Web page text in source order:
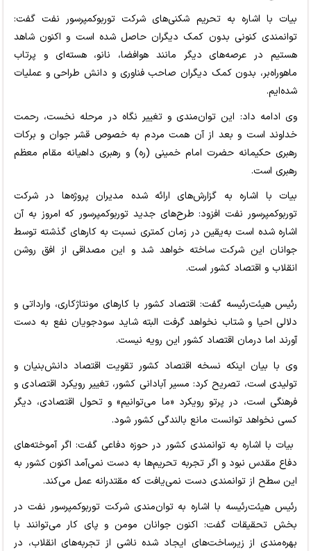
بیات با اشاره به تحریم شکنی‌های شرکت تورﺑﻮﮐﻤﭙﺮﺳﻮر ﻧﻔﺖ گفت:
توانمندی کنونی بدون کمک دیگران حاصل شده است و اکنون شاهد
هستیم در عرصه‌های دیگر مانند هوافضا، نانو، هسته‌ای و پرتاب
ماهوراه‌بر، بدون کمک دیگران صاحب فناوری و دانش طراحی و عملیات
شده‌ایم.
وی ادامه داد: این توان‌مندی و تغییر نگاه در مرحله نخست، رحمت
خداوند است و بعد از آن همت مردم به خصوص قشر جوان و برکات
رهبری حکیمانه حضرت امام خمینی (ره) و رهبری داهیانه مقام معظم
رهبری است.
بیات با اشاره به گزارش‌های ارائه شده مدیران پروژه‌ها در شرکت
تورﺑﻮﮐﻤﭙﺮﺳﻮر ﻧﻔﺖ افزود: طرح‌های جدید تورﺑﻮﮐﻤﭙﺮﺳﻮر که امروز به آن
اشاره شده است به‌یقین در زمان کمتری نسبت به کارهای گذشته توسط
جوانان این شرکت ساخته خواهد شد و این مصداقی از افق روشن
انقلاب و اقتصاد کشور است.
رئیس هیئت‌رئیسه گفت: اقتصاد کشور با کارهای مونتاژکاری، وارداتی و
دلالی احیا و شتاب نخواهد گرفت البته شاید سودجویان نفع به دست
آورند اما درمان اقتصاد کشور این رویه نیست.
وی با بیان اینکه نسخه اقتصاد کشور تقویت اقتصاد دانش‌بنیان و
تولیدی است، تصریح کرد: مسیر آبادانی کشور، تغییر رویکرد اقتصادی و
فرهنگی است، در پرتو رویکرد «ما می‌توانیم» و تحول اقتصادی، دیگر
کسی نخواهد توانست مانع بالندگی کشور شود.
بیات با اشاره به توانمندی کشور در حوزه دفاعی گفت: اگر آموخته‌های
دفاع مقدس نبود و اگر تجربه تحریم‌ها به دست نمی‌آمد اکنون کشور به
این سطح از توانمندی دست نمی‌یافت که مقتدرانه عمل می‌کند.
رئیس هیئت‌رئیسه با اشاره به توان‌مندی شرکت تورﺑﻮﮐﻤﭙﺮﺳﻮر ﻧﻔﺖ در
بخش تحقیقات گفت: اکنون جوانان مومن و پای کار می‌توانند با
بهره‌مندی از زیرساخت‌های ایجاد شده ناشی از تجربه‌های انقلاب، در